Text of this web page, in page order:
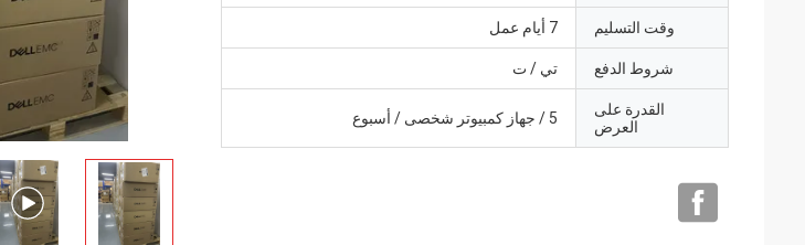
وقت التسليم 7 أيام عمل
شروط الدفع تي / ت
القدرة على
العرض
5 / جهاز كمبيوتر شخصى / أسبوع